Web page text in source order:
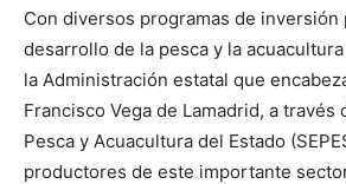
Con diversos programas de inversión
desarrollo de la pesca y la
la Administración estatal que
Francisco Vega de Lamadrid, a través
Pesca y Acuacultura del Estado
productores de este importante